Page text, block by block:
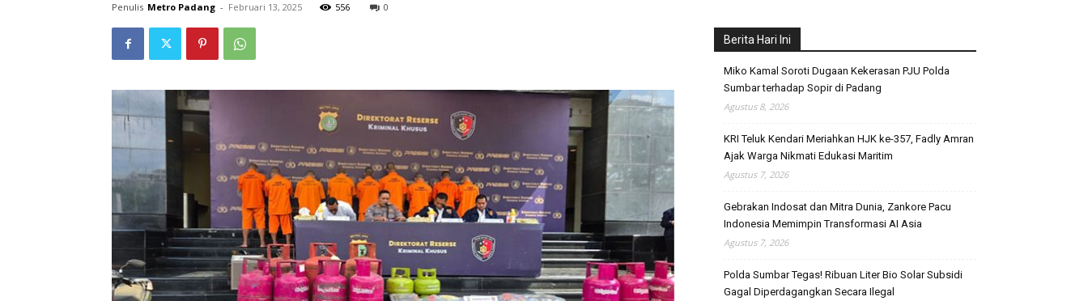
Penulis Metro Padang - Februari 13, 2025 556 0
Berita Hari Ini
Miko Kamal Soroti Dugaan Kekerasan PJU Polda
Sumbar terhadap Sopir di Padang
Agustus 8, 2026
KRI Teluk Kendari Meriahkan HJK ke-357, Fadly Amran
Ajak Warga Nikmati Edukasi Maritim
Agustus 7, 2026
Gebrakan Indosat dan Mitra Dunia, Zankore Pacu
Indonesia Memimpin Transformasi AI Asia
Agustus 7, 2026
Polda Sumbar Tegas! Ribuan Liter Bio Solar Subsidi
Gagal Diperdagangkan Secara Ilegal